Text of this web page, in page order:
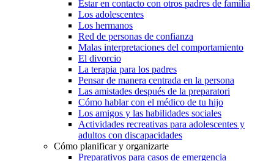
Estar en contacto con otros padres de familia
Los adolescentes
Los hermanos
Red de personas de confianza
Malas interpretaciones del comportamiento
El divorcio
La terapia para los padres
Pensar de manera centrada en la persona
Las amistades después de la preparatori
Cómo hablar con el médico de tu hijo
Los amigos y las habilidades sociales
Actividades recreativas para adolescentes y
adultos con discapacidades
Cómo planificar y organizarte
Preparativos para casos de emergencia